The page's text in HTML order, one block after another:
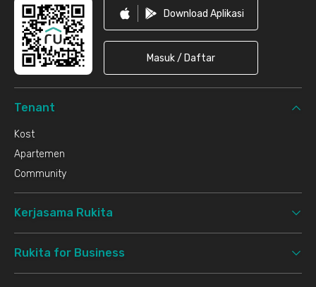
Download Aplikasi
Masuk / Daftar
Tenant
Kost
Apartemen
Community
Kerjasama Rukita
Rukita for Business